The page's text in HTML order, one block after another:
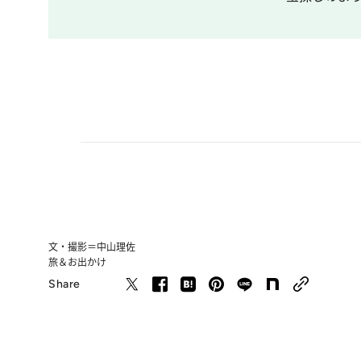
文・撮影＝中山理佐
旅＆お出かけ
Share